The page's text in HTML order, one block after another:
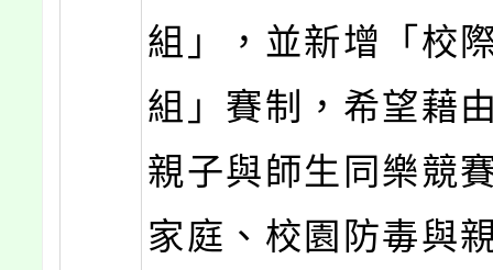
組」，並新增「校
組」賽制，希望藉
親子與師生同樂競
家庭、校園防毒與